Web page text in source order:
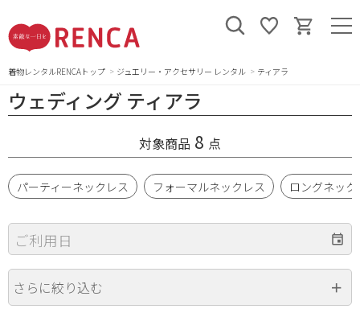
着物レンタルRENCAトップ ジュエリー・アクセサリー レンタル ティアラ
ウェディング ティアラ
対象商品 8 点
パーティーネックレス フォーマルネックレス ロングネッ
ご利用日
さらに絞り込む